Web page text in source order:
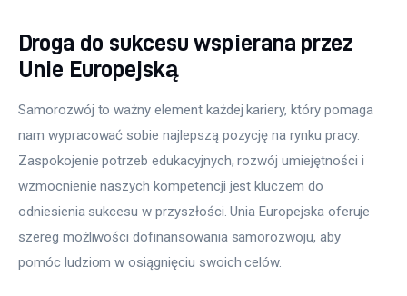
Droga do sukcesu wspierana przez
Unie Europejską
Samorozwój to ważny element każdej kariery, który pomaga
nam wypracować sobie najlepszą pozycję na rynku pracy.
Zaspokojenie potrzeb edukacyjnych, rozwój umiejętności i
wzmocnienie naszych kompetencji jest kluczem do
odniesienia sukcesu w przyszłości. Unia Europejska oferuje
szereg możliwości dofinansowania samorozwoju, aby
pomóc ludziom w osiągnięciu swoich celów.